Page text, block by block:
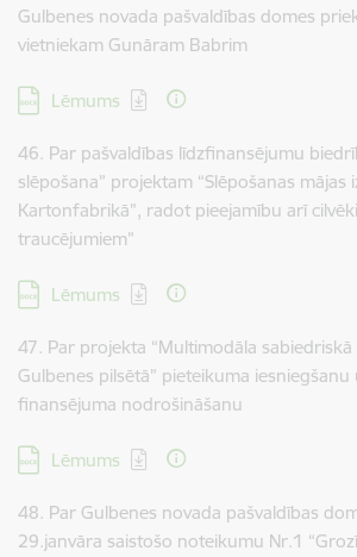
Gulbenes novada pašvaldības domes
vietniekam Gunāram Babrim
Lejupielādēt:
Lēmums
46. Par pašvaldības līdzfinansējumu
slēpošana” projektam “Slēpošanas mājas
Kartonfabrikā”, radot pieejamību arī
traucējumiem”
Lejupielādēt:
Lēmums
47. Par projekta “Multimodāla
Gulbenes pilsētā” pieteikuma
finansējuma nodrošināšanu
Lejupielādēt:
Lēmums
48. Par Gulbenes novada pašvaldības
29.janvāra saistošo noteikumu Nr.1